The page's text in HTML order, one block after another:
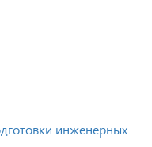
инженерных